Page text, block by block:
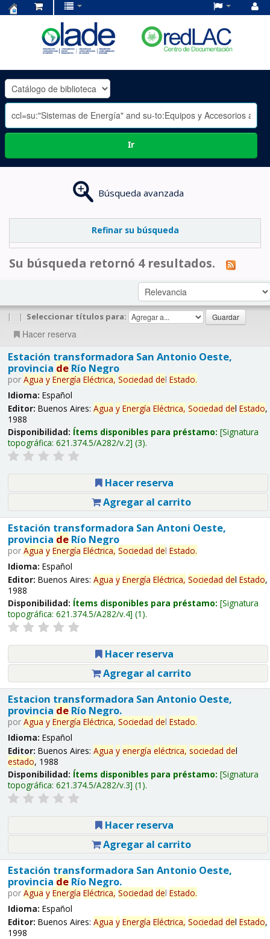
OLADE
-
Ir
Búsqueda avanzada
Refinar su búsqueda
Su búsqueda retornó 4 resultados.
| | Seleccionar títulos para:
Hacer reserva
Estación transformadora San Antonio Oeste,
provincia deRío Negro
por Agua y Energía Eléctrica, Sociedad del Estado.
Idioma: Español
Editor: Buenos Aires: Agua y Energía Eléctrica, Sociedad del Estado,
1988
Disponibilidad: Ítems disponibles para préstamo: Signatura
topográfica: 621.374.5/A282/v.2 (3).
Hacer reserva
Agregar al carrito
Estación transformadora San Antoni Oeste,
provincia deRío Negro
por Agua y Energía Eléctrica, Sociedad del Estado.
Idioma: Español
Editor: Buenos Aires: Agua y Energía Eléctrica, Sociedad del Estado,
1988
Disponibilidad: Ítems disponibles para préstamo: Signatura
topográfica: 621.374.5/A282/v.4 (1).
Hacer reserva
Agregar al carrito
Estacion transformadora San Antonio Oeste,
provincia deRío Negro.
por Agua y Energía Eléctrica, Sociedad del Estado.
Idioma: Español
Editor: Buenos Aires: Agua y energía eléctrica, sociedad del
estado, 1988
Disponibilidad: Ítems disponibles para préstamo: Signatura
topográfica: 621.374.5/A282/v.3 (1).
Hacer reserva
Agregar al carrito
Estación transformadora San Antonio Oeste,
provincia deRío Negro.
por Agua y Energía Eléctrica, Sociedad del Estado.
Idioma: Español
Editor: Buenos Aires: Agua y Energía Eléctrica, Sociedad del Estado,
1998